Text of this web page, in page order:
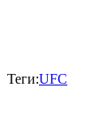
Теги:UFC